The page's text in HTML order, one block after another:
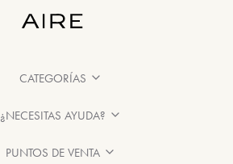
CATEGORÍAS
¿NECESITAS AYUDA?
PUNTOS DE VENTA